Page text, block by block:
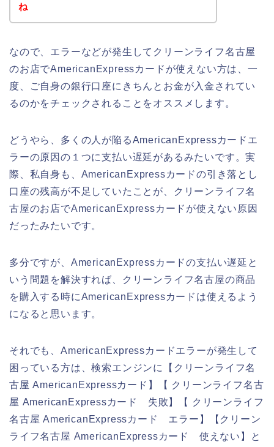
ね
なので、エラーなどが発生してクリーンライフ名古屋
のお店でAmericanExpressカードが使えない方は、一
度、ご自身の銀行口座にきちんとお金が入金されてい
るのかをチェックされることをオススメします。
どうやら、多くの人が陥るAmericanExpressカードエ
ラーの原因の１つに支払い遅延があるみたいです。実
際、私自身も、AmericanExpressカードの引き落とし
口座の残高が不足していたことが、クリーンライフ名
古屋のお店でAmericanExpressカードが使えない原因
だったみたいです。
多分ですが、AmericanExpressカードの支払い遅延と
いう問題を解決すれば、クリーンライフ名古屋の商品
を購入する時にAmericanExpressカードは使えるよう
になると思います。
それでも、AmericanExpressカードエラーが発生して
困っている方は、検索エンジンに【クリーンライフ名
古屋 AmericanExpressカード】【 クリーンライフ名古
屋 AmericanExpressカード 失敗】【 クリーンライフ
名古屋 AmericanExpressカード エラー】【クリーン
ライフ名古屋 AmericanExpressカード 使えない】と